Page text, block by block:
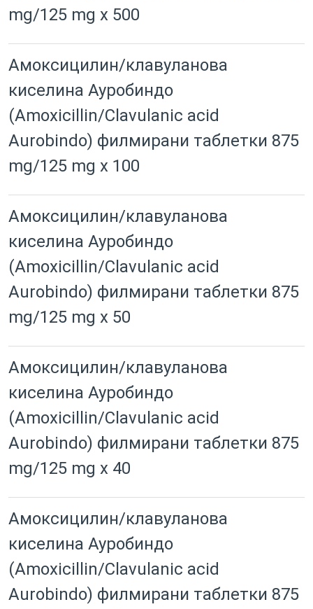
mg/125 mg x 500
Амоксицилин/клавуланова
киселина Ауробиндо
(Amoxicillin/Clavulanic acid
Aurobindo) филмирани таблетки 875
mg/125 mg x 100
Амоксицилин/клавуланова
киселина Ауробиндо
(Amoxicillin/Clavulanic acid
Aurobindo) филмирани таблетки 875
mg/125 mg x 50
Амоксицилин/клавуланова
киселина Ауробиндо
(Amoxicillin/Clavulanic acid
Aurobindo) филмирани таблетки 875
mg/125 mg x 40
Амоксицилин/клавуланова
киселина Ауробиндо
(Amoxicillin/Clavulanic acid
Aurobindo) филмирани таблетки 875